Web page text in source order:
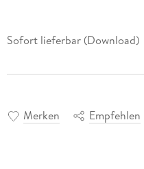
Sofort lieferbar (Download)
Merken Empfehlen